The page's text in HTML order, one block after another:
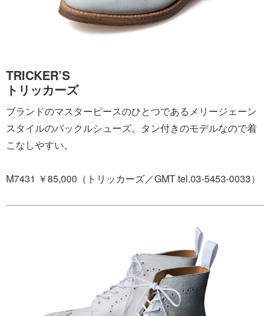
TRICKER’S
トリッカーズ
ブランドのマスターピースのひとつであるメリージェーン
スタイルのバックルシューズ。タン付きのモデルなので着
こなしやすい。
M7431 ￥85,000（トリッカーズ／GMT tel.03-5453-0033）